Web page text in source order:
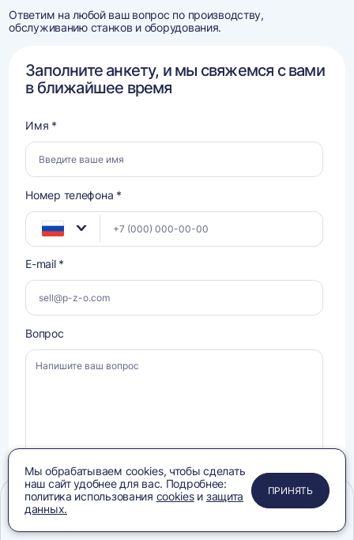
Ответим на любой ваш вопрос по производству,
обслуживанию станков и оборудования.
Заполните анкету, и мы свяжемся с вами
в ближайшее время
Имя *
Номер телефона *
E-mail *
Вопрос
Даю
согласие
Даю согласие на обработку своих персональных данных
, ознакомлен и
согласен с условиями
, ознакомлен с
ПРИМЕНИТЬ
ЗАКРЫТЬ
ЗАКРЫТЬ
ЗАКРЫТЬ
Мы обрабатываем cookies, чтобы сделать
наш сайт удобнее для вас. Подробнее:
политика использования cookiesи защита
данных.
ПРИНЯТЬ